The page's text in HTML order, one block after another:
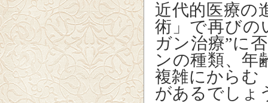
近代的医療の
術」で再びの
ガン治療”に
ンの種類、年
複雑にからむ
があるでしょ